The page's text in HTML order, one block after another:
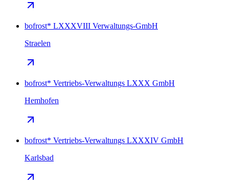
bofrost* LXXXVIII Verwaltungs-GmbH
Straelen
bofrost* Vertriebs-Verwaltungs LXXX GmbH
Hemhofen
bofrost* Vertriebs-Verwaltungs LXXXIV GmbH
Karlsbad